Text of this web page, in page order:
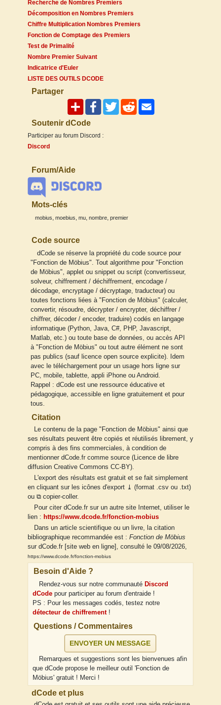
Recherche de Nombres Premiers
Décomposition en Nombres Premiers
Chiffre Multiplication Nombres Premiers
Fonction de Comptage des Premiers
Test de Primalité
Nombre Premier Suivant
Indicatrice d'Euler
LISTE DES OUTILS DCODE
Partager
Soutenir dCode
Participer au forum Discord :
Discord
Forum/Aide
Mots-clés
mobius moebius mu nombre premier
Code source
dCode se réserve la propriété du code source pour
"Fonction de Möbius". Tout algorithme pour "Fonction
de Möbius", applet ou snippet ou script (convertisseur,
solveur, chiffrement / déchiffrement, encodage /
décodage, encryptage / décryptage, traducteur) ou
toutes fonctions liées à "Fonction de Möbius" (calculer,
convertir, résoudre, décrypter / encrypter, déchiffrer /
chiffrer, décoder / encoder, traduire) codés en langage
informatique (Python, Java, C#, PHP, Javascript,
Matlab, etc.) ou toute base de données, ou accès API
à "Fonction de Möbius" ou tout autre élément ne sont
pas publics (sauf licence open source explicite). Idem
avec le téléchargement pour un usage hors ligne sur
PC, mobile, tablette, appli iPhone ou Android.
Rappel : dCode est une ressource éducative et
pédagogique, accessible en ligne gratuitement et pour
tous.
Citation
Le contenu de la page "Fonction de Möbius" ainsi que
ses résultats peuvent être copiés et réutilisés librement, y
compris à des fins commerciales, à condition de
mentionner dCode.fr comme source (Licence de libre
diffusion Creative Commons CC-BY).
L'export des résultats est gratuit et se fait simplement
en cliquant sur les icônes d'export ⤓ (format .csv ou .txt)
ou ⧉ copier-coller.
Pour citer dCode.fr sur un autre site Internet, utiliser le
lien : https://www.dcode.fr/fonction-mobius
Dans un article scientifique ou un livre, la citation
bibliographique recommandée est : Fonction de Möbius
sur dCode.fr [site web en ligne], consulté le 09/08/2026,
https://www.dcode.fr/fonction-mobius
Besoin d'Aide ?
Rendez-vous sur notre communauté Discord
dCode pour participer au forum d'entraide !
PS : Pour les messages codés, testez notre
détecteur de chiffrement!
Questions / Commentaires
ENVOYER UN MESSAGE
Remarques et suggestions sont les bienvenues afin
que dCode propose le meilleur outil 'Fonction de
Möbius' gratuit ! Merci !
dCode et plus